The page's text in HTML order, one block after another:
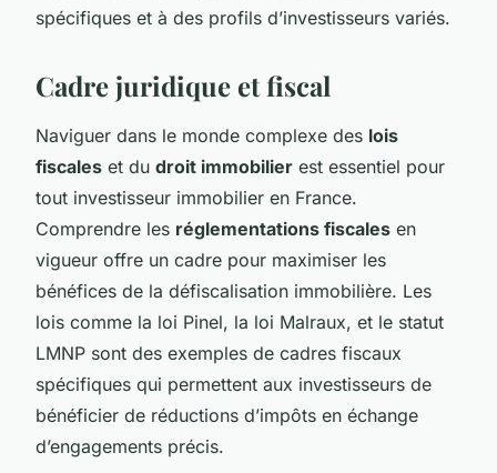
spécifiques et à des profils d’investisseurs variés.
Cadre juridique et fiscal
Naviguer dans le monde complexe des lois
fiscales et du droit immobilier est essentiel pour
tout investisseur immobilier en France.
Comprendre les réglementations fiscales en
vigueur offre un cadre pour maximiser les
bénéfices de la défiscalisation immobilière. Les
lois comme la loi Pinel, la loi Malraux, et le statut
LMNP sont des exemples de cadres fiscaux
spécifiques qui permettent aux investisseurs de
bénéficier de réductions d’impôts en échange
d’engagements précis.